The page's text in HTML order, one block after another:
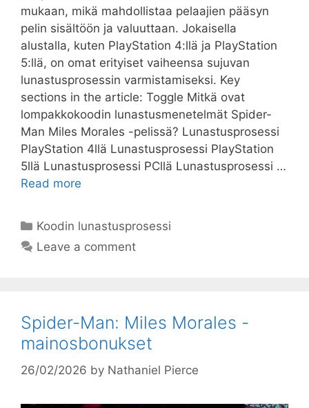
mukaan, mikä mahdollistaa pelaajien pääsyn
pelin sisältöön ja valuuttaan. Jokaisella
alustalla, kuten PlayStation 4:llä ja PlayStation
5:llä, on omat erityiset vaiheensa sujuvan
lunastusprosessin varmistamiseksi. Key
sections in the article: Toggle Mitkä ovat
lompakkokoodin lunastusmenetelmät Spider-
Man Miles Morales -pelissä? Lunastusprosessi
PlayStation 4llä Lunastusprosessi PlayStation
5llä Lunastusprosessi PCllä Lunastusprosessi …
Read more
Categories
Koodin lunastusprosessi
Leave a comment
Spider-Man: Miles Morales -
mainosbonukset
26/02/2026 by Nathaniel Pierce